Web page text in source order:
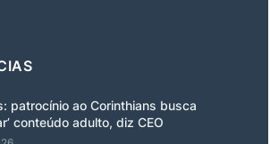
patrocínio ao Corinthians busca
conteúdo adulto, diz CEO